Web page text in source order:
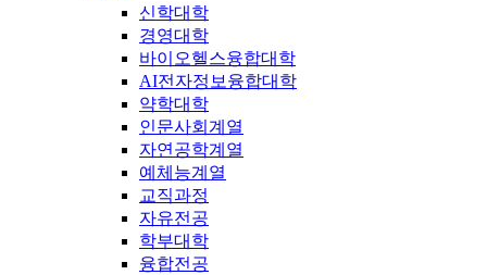
신학대학
경영대학
바이오헬스융합대학
AI전자정보융합대학
약학대학
인문사회계열
자연공학계열
예체능계열
교직과정
자유전공
학부대학
융합전공